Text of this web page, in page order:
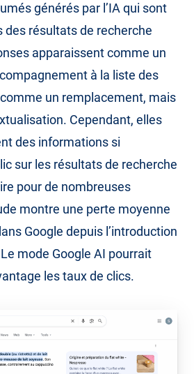
générés par l’IA qui sont
des résultats de recherche
apparaissent comme un
à la liste des
un remplacement, mais
Cependant, elles
des informations si
sur les résultats de recherche
pour de nombreuses
montre une perte moyenne
Google depuis l’introduction
mode Google AI pourrait
les taux de clics.